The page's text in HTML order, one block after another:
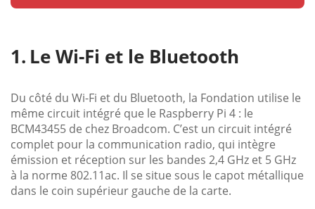
Le Wi-Fi et le Bluetooth
Du côté du Wi-Fi et du Bluetooth, la Fondation utilise le
même circuit intégré que le Raspberry Pi 4 : le
BCM43455 de chez Broadcom. C’est un circuit intégré
complet pour la communication radio, qui intègre
émission et réception sur les bandes 2,4 GHz et 5 GHz
à la norme 802.11ac. Il se situe sous le capot métallique
dans le coin supérieur gauche de la carte.